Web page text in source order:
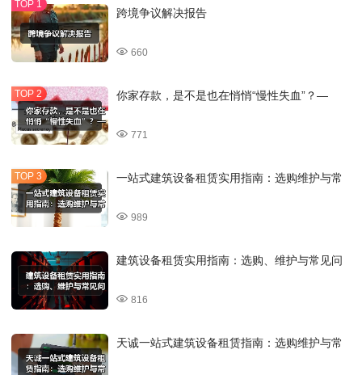
跨境争议解决报告
660
你家存款，是不是也在悄悄“慢性失血”？—
771
一站式建筑设备租赁实用指南：选购维护与常
989
建筑设备租赁实用指南：选购、维护与常见问
816
天诚一站式建筑设备租赁指南：选购维护与常